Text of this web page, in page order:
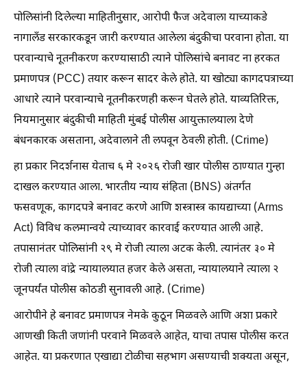
पोलिसांनी दिलेल्या माहितीनुसार, आरोपी फैज अदेवाला याच्याकडे
नागालँड सरकारकडून जारी करण्यात आलेला बंदुकीचा परवाना होता. या
परवान्याचे नूतनीकरण करण्यासाठी त्याने पोलिसांचे बनावट ना हरकत
प्रमाणपत्र (PCC) तयार करून सादर केले होते. या खोट्या कागदपत्राच्या
आधारे त्याने परवान्याचे नूतनीकरणही करून घेतले होते. याव्यतिरिक्त,
नियमानुसार बंदुकीची माहिती मुंबई पोलीस आयुक्तालयाला देणे
बंधनकारक असताना, अदेवालाने ती लपवून ठेवली होती. (Crime)
हा प्रकार निदर्शनास येताच ६ मे २०२६ रोजी खार पोलीस ठाण्यात गुन्हा
दाखल करण्यात आला. भारतीय न्याय संहिता (BNS) अंतर्गत
फसवणूक, कागदपत्रे बनावट करणे आणि शस्त्रास्त्र कायद्याच्या (Arms
Act) विविध कलमान्वये त्याच्यावर कारवाई करण्यात आली आहे.
तपासानंतर पोलिसांनी २९ मे रोजी त्याला अटक केली. त्यानंतर ३० मे
रोजी त्याला वांद्रे न्यायालयात हजर केले असता, न्यायालयाने त्याला २
जूनपर्यंत पोलीस कोठडी सुनावली आहे. (Crime)
आरोपीने हे बनावट प्रमाणपत्र नेमके कुठून मिळवले आणि अशा प्रकारे
आणखी किती जणांनी परवाने मिळवले आहेत, याचा तपास पोलीस करत
आहेत. या प्रकरणात एखाद्या टोळीचा सहभाग असण्याची शक्यता असून,